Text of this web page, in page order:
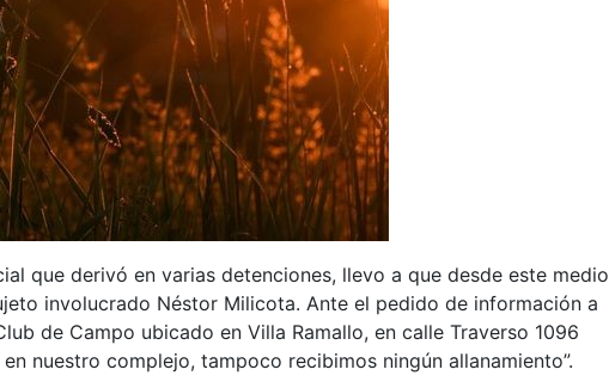
que derivó en varias detenciones, llevo a que desde este medio
involucrado Néstor Milicota. Ante el pedido de información a
de Campo ubicado en Villa Ramallo, en calle Traverso 1096
nuestro complejo, tampoco recibimos ningún allanamiento”.